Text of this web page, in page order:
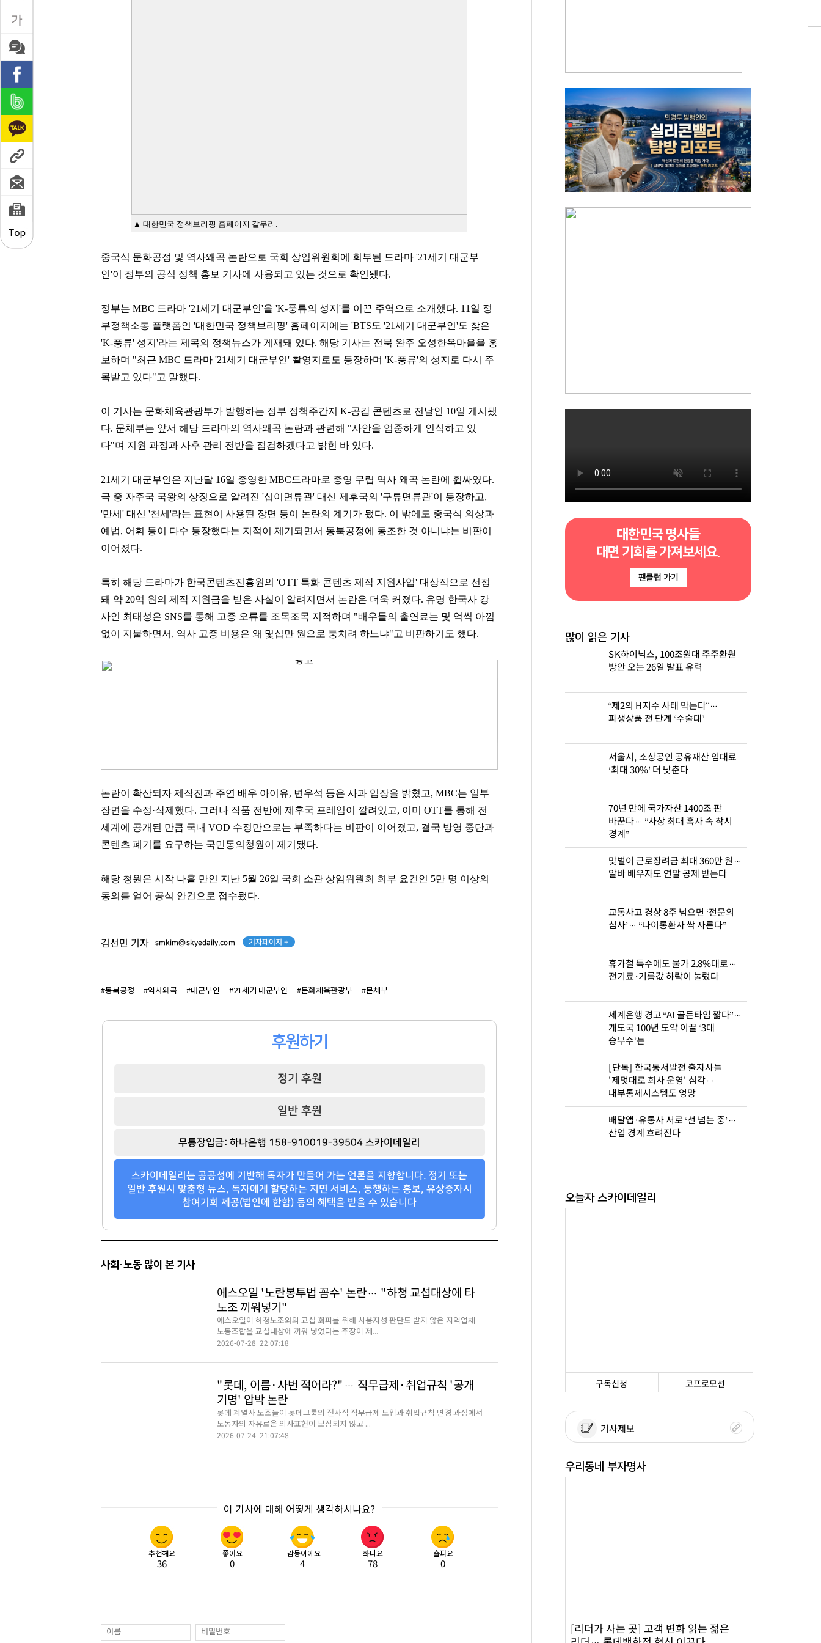
▲ 대한민국 정책브리핑 홈페이지 갈무리.
중국식 문화공정 및 역사왜곡 논란으로 국회 상임위원회에 회부된 드라마 '21세기 대군부
인'이 정부의 공식 정책 홍보 기사에 사용되고 있는 것으로 확인됐다.
정부는 MBC 드라마 '21세기 대군부인'을 'K-풍류의 성지'를 이끈 주역으로 소개했다. 11일 정
부정책소통 플랫폼인 '대한민국 정책브리핑' 홈페이지에는 'BTS도 '21세기 대군부인'도 찾은
'K-풍류' 성지'라는 제목의 정책뉴스가 게재돼 있다. 해당 기사는 전북 완주 오성한옥마을을 홍
보하며 "최근 MBC 드라마 '21세기 대군부인' 촬영지로도 등장하며 'K-풍류'의 성지로 다시 주
목받고 있다"고 말했다.
이 기사는 문화체육관광부가 발행하는 정부 정책주간지 K-공감 콘텐츠로 전날인 10일 게시됐
다. 문체부는 앞서 해당 드라마의 역사왜곡 논란과 관련해 "사안을 엄중하게 인식하고 있
다"며 지원 과정과 사후 관리 전반을 점검하겠다고 밝힌 바 있다.
21세기 대군부인은 지난달 16일 종영한 MBC드라마로 종영 무렵 역사 왜곡 논란에 휩싸였다.
극 중 자주국 국왕의 상징으로 알려진 '십이면류관' 대신 제후국의 '구류면류관'이 등장하고,
'만세' 대신 '천세'라는 표현이 사용된 장면 등이 논란의 계기가 됐다. 이 밖에도 중국식 의상과
예법, 어휘 등이 다수 등장했다는 지적이 제기되면서 동북공정에 동조한 것 아니냐는 비판이
이어졌다.
특히 해당 드라마가 한국콘텐츠진흥원의 'OTT 특화 콘텐츠 제작 지원사업' 대상작으로 선정
돼 약 20억 원의 제작 지원금을 받은 사실이 알려지면서 논란은 더욱 커졌다. 유명 한국사 강
사인 최태성은 SNS를 통해 고증 오류를 조목조목 지적하며 "배우들의 출연료는 몇 억씩 아낌
없이 지불하면서, 역사 고증 비용은 왜 몇십만 원으로 퉁치려 하느냐"고 비판하기도 했다.
[관련 기사]
JYP엔터테인먼트
[관련 기사]
대한민국 축구 국가대표팀
[관련 기사]
[관련 기사]
[관련 기사]
논란이 확산되자 제작진과 주연 배우 아이유, 변우석 등은 사과 입장을 밝혔고, MBC는 일부
장면을 수정·삭제했다. 그러나 작품 전반에 제후국 프레임이 깔려있고, 이미 OTT를 통해 전
세계에 공개된 만큼 국내 VOD 수정만으로는 부족하다는 비판이 이어졌고, 결국 방영 중단과
콘텐츠 폐기를 요구하는 국민동의청원이 제기됐다.
해당 청원은 시작 나흘 만인 지난 5월 26일 국회 소관 상임위원회 회부 요건인 5만 명 이상의
동의를 얻어 공식 안건으로 접수됐다.
김선민 기자 smkim@skyedaily.com 기자페이지 +
#동북공정 #역사왜곡 #대군부인 #21세기 대군부인 #문화체육관광부 #문체부
후원하기
정기 후원
일반 후원
무통장입금: 하나은행 158-910019-39504 스카이데일리
스카이데일리는 공공성에 기반해 독자가 만들어 가는 언론을 지향합니다. 정기 또는
일반 후원시 맞춤형 뉴스, 독자에게 할당하는 지면 서비스, 동행하는 홍보, 유상증자시
참여기회 제공(법인에 한함) 등의 혜택을 받을 수 있습니다
사회·노동 많이 본 기사
에스오일 '노란봉투법 꼼수' 논란… "하청 교섭대상에 타
노조 끼워넣기"
에스오일이 하청노조와의 교섭 회피를 위해 사용자성 판단도 받지 않은 지역업체
노동조합을 교섭대상에 끼워 넣었다는 주장이 제...
2026-07-28 22:07:18
"롯데, 이름·사번 적어라?"… 직무급제·취업규칙 '공개
기명' 압박 논란
롯데 계열사 노조들이 롯데그룹의 전사적 직무급제 도입과 취업규칙 변경 과정에서
노동자의 자유로운 의사표현이 보장되지 않고 ...
2026-07-24 21:07:48
이 기사에 대해 어떻게 생각하시나요?
추천해요
36
좋아요
0
감동이에요
4
화나요
78
슬퍼요
0
대한민국 명사들
대면 기회를 가져보세요.
팬클럽 가기
많이 읽은 기사
SK하이닉스, 100조원대 주주환원
방안 오는 26일 발표 유력
“제2의 H지수 사태 막는다”…
파생상품 전 단계 ‘수술대’
서울시, 소상공인 공유재산 임대료
‘최대 30%’ 더 낮춘다
70년 만에 국가자산 1400조 판
바꾼다… “사상 최대 흑자 속 착시
경계”
맞벌이 근로장려금 최대 360만 원…
알바 배우자도 연말 공제 받는다
교통사고 경상 8주 넘으면 ‘전문의
심사’… “나이롱환자 싹 자른다”
휴가철 특수에도 물가 2.8%대로…
전기료·기름값 하락이 눌렀다
세계은행 경고 “AI 골든타임 짧다”…
개도국 100년 도약 이끌 ‘3대
승부수’는
[단독] 한국동서발전 출자사들
'제멋대로 회사 운영' 심각…
내부통제시스템도 엉망
배달앱·유통사 서로 ‘선 넘는 중’…
산업 경계 흐려진다
오늘자 스카이데일리
구독신청 코프로모션
기사제보
우리동네 부자명사
[리더가 사는 곳] 고객 변화 읽는 젊은